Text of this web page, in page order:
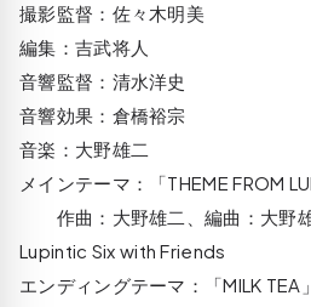
撮影監督：佐々木明美
編集：吉武将人
音響監督：清水洋史
音響効果：倉橋裕宗
音楽：大野雄二
メインテーマ：「THEME FROM
作曲：大野雄二、編曲：大野
Lupintic Six with Friends
エンディングテーマ：「MILK TEA」